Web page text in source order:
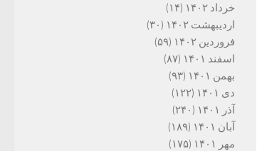
خرداد ۱۴۰۲
(۱۴)
اردیبهشت ۱۴۰۲
(۳۰)
فروردین ۱۴۰۲
(۵۹)
اسفند ۱۴۰۱
(۸۷)
بهمن ۱۴۰۱
(۹۳)
دی ۱۴۰۱
(۱۲۲)
آذر ۱۴۰۱
(۲۴۰)
آبان ۱۴۰۱
(۱۸۹)
مهر ۱۴۰۱
(۱۷۵)